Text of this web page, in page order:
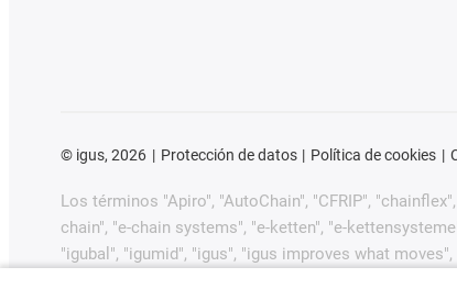
© igus, 2026 Protección de datos Política de cookies
Los términos "Apiro", "AutoChain", "CFRIP",
chain", "e-chain systems", "e-ketten", "e-
"igubal", "igumid", "igus", "igus improves what